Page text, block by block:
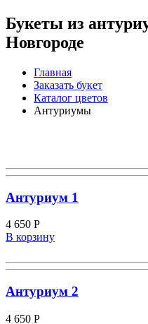
Букеты из
Новгороде
Главная
Заказать букет
Каталог цветов
Антуриумы
Антуриум 1
4 650 Р
В корзину
Антуриум 2
4 650 Р